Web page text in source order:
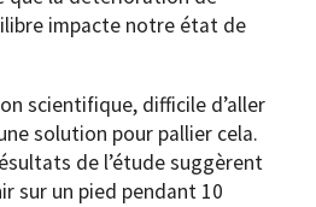
impacte notre état de
scientifique, difficile d’aller
solution pour pallier cela.
de l’étude suggèrent
sur un pied pendant 10